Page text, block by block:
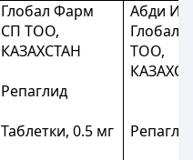
Глобал Фарм
СП ТОО,
КАЗАХСТАН
Репаглид
Таблетки, 0.5 мг
Абди
Глобал
ТОО,